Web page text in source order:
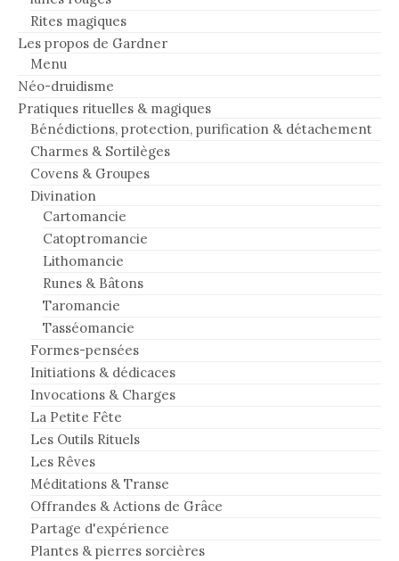
Rites magiques
Les propos de Gardner
Menu
Néo-druidisme
Pratiques rituelles & magiques
Bénédictions, protection, purification & détachement
Charmes & Sortilèges
Covens & Groupes
Divination
Cartomancie
Catoptromancie
Lithomancie
Runes & Bâtons
Taromancie
Tasséomancie
Formes-pensées
Initiations & dédicaces
Invocations & Charges
La Petite Fête
Les Outils Rituels
Les Rêves
Méditations & Transe
Offrandes & Actions de Grâce
Partage d'expérience
Plantes & pierres sorcières